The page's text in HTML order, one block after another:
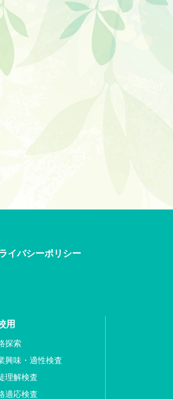
イバシーポリシー
用
探索
興味・適性検査
理解検査
適応検査